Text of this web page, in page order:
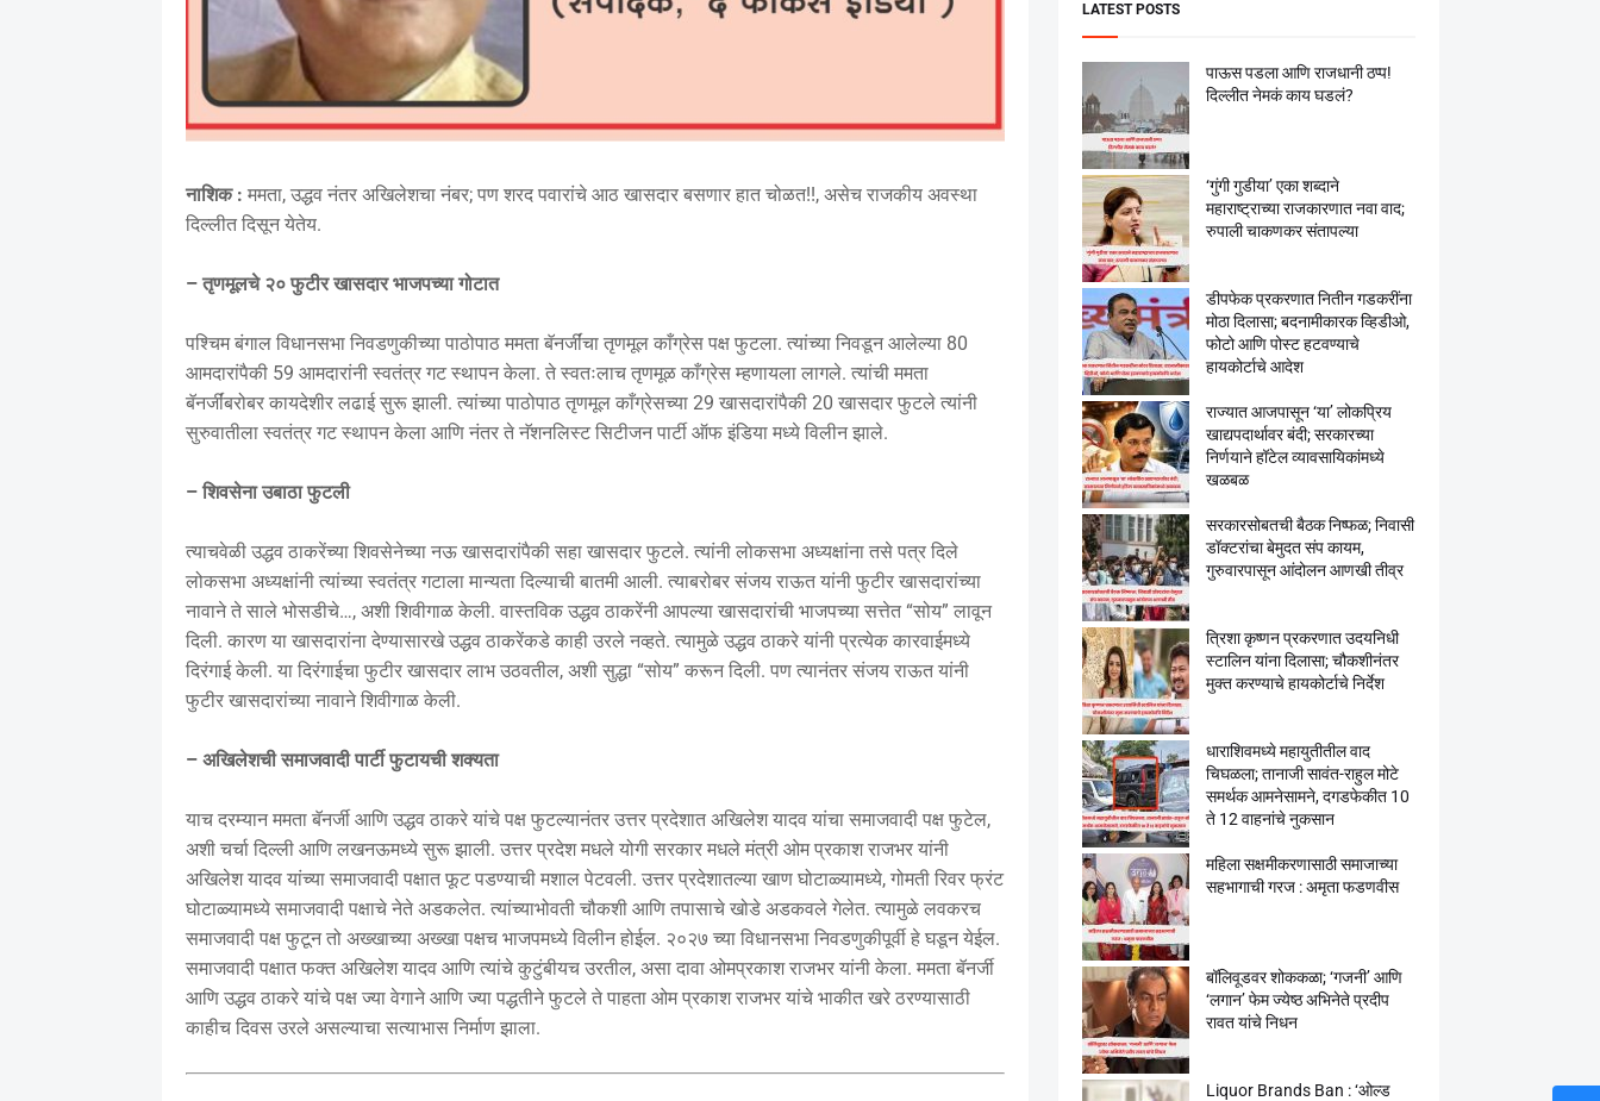
नाशिक : ममता, उद्धव नंतर अखिलेशचा नंबर; पण शरद पवारांचे आठ खासदार बसणार हात चोळत!!, असेच राजकीय अवस्था
दिल्लीत दिसून येतेय.
– तृणमूलचे २० फुटीर खासदार भाजपच्या गोटात
पश्चिम बंगाल विधानसभा निवडणुकीच्या पाठोपाठ ममता बॅनर्जींचा तृणमूल काँग्रेस पक्ष फुटला. त्यांच्या निवडून आलेल्या 80
आमदारांपैकी 59 आमदारांनी स्वतंत्र गट स्थापन केला. ते स्वतःलाच तृणमूळ काँग्रेस म्हणायला लागले. त्यांची ममता
बॅनर्जींबरोबर कायदेशीर लढाई सुरू झाली. त्यांच्या पाठोपाठ तृणमूल काँग्रेसच्या 29 खासदारांपैकी 20 खासदार फुटले त्यांनी
सुरुवातीला स्वतंत्र गट स्थापन केला आणि नंतर ते नॅशनलिस्ट सिटीजन पार्टी ऑफ इंडिया मध्ये विलीन झाले.
– शिवसेना उबाठा फुटली
त्याचवेळी उद्धव ठाकरेंच्या शिवसेनेच्या नऊ खासदारांपैकी सहा खासदार फुटले. त्यांनी लोकसभा अध्यक्षांना तसे पत्र दिले
लोकसभा अध्यक्षांनी त्यांच्या स्वतंत्र गटाला मान्यता दिल्याची बातमी आली. त्याबरोबर संजय राऊत यांनी फुटीर खासदारांच्या
नावाने ते साले भोसडीचे…, अशी शिवीगाळ केली. वास्तविक उद्धव ठाकरेंनी आपल्या खासदारांची भाजपच्या सत्तेत “सोय” लावून
दिली. कारण या खासदारांना देण्यासारखे उद्धव ठाकरेंकडे काही उरले नव्हते. त्यामुळे उद्धव ठाकरे यांनी प्रत्येक कारवाईमध्ये
दिरंगाई केली. या दिरंगाईचा फुटीर खासदार लाभ उठवतील, अशी सुद्धा “सोय” करून दिली. पण त्यानंतर संजय राऊत यांनी
फुटीर खासदारांच्या नावाने शिवीगाळ केली.
– अखिलेशची समाजवादी पार्टी फुटायची शक्यता
याच दरम्यान ममता बॅनर्जी आणि उद्धव ठाकरे यांचे पक्ष फुटल्यानंतर उत्तर प्रदेशात अखिलेश यादव यांचा समाजवादी पक्ष फुटेल,
अशी चर्चा दिल्ली आणि लखनऊमध्ये सुरू झाली. उत्तर प्रदेश मधले योगी सरकार मधले मंत्री ओम प्रकाश राजभर यांनी
अखिलेश यादव यांच्या समाजवादी पक्षात फूट पडण्याची मशाल पेटवली. उत्तर प्रदेशातल्या खाण घोटाळ्यामध्ये, गोमती रिवर फ्रंट
घोटाळ्यामध्ये समाजवादी पक्षाचे नेते अडकलेत. त्यांच्याभोवती चौकशी आणि तपासाचे खोडे अडकवले गेलेत. त्यामुळे लवकरच
समाजवादी पक्ष फुटून तो अख्खाच्या अख्खा पक्षच भाजपमध्ये विलीन होईल. २०२७ च्या विधानसभा निवडणुकीपूर्वी हे घडून येईल.
समाजवादी पक्षात फक्त अखिलेश यादव आणि त्यांचे कुटुंबीयच उरतील, असा दावा ओमप्रकाश राजभर यांनी केला. ममता बॅनर्जी
आणि उद्धव ठाकरे यांचे पक्ष ज्या वेगाने आणि ज्या पद्धतीने फुटले ते पाहता ओम प्रकाश राजभर यांचे भाकीत खरे ठरण्यासाठी
काहीच दिवस उरले असल्याचा सत्याभास निर्माण झाला.
LATEST POSTS
पाऊस पडला आणि राजधानी ठप्प!
दिल्लीत नेमकं काय घडलं?
‘गुंगी गुडीया’ एका शब्दाने
महाराष्ट्राच्या राजकारणात नवा वाद;
रुपाली चाकणकर संतापल्या
डीपफेक प्रकरणात नितीन गडकरींना
मोठा दिलासा; बदनामीकारक व्हिडीओ,
फोटो आणि पोस्ट हटवण्याचे
हायकोर्टाचे आदेश
राज्यात आजपासून ‘या’ लोकप्रिय
खाद्यपदार्थावर बंदी; सरकारच्या
निर्णयाने हॉटेल व्यावसायिकांमध्ये
खळबळ
सरकारसोबतची बैठक निष्फळ; निवासी
डॉक्टरांचा बेमुदत संप कायम,
गुरुवारपासून आंदोलन आणखी तीव्र
त्रिशा कृष्णन प्रकरणात उदयनिधी
स्टालिन यांना दिलासा; चौकशीनंतर
मुक्त करण्याचे हायकोर्टाचे निर्देश
धाराशिवमध्ये महायुतीतील वाद
चिघळला; तानाजी सावंत-राहुल मोटे
समर्थक आमनेसामने, दगडफेकीत 10
ते 12 वाहनांचे नुकसान
महिला सक्षमीकरणासाठी समाजाच्या
सहभागाची गरज : अमृता फडणवीस
बॉलिवूडवर शोककळा; ‘गजनी’ आणि
‘लगान’ फेम ज्येष्ठ अभिनेते प्रदीप
रावत यांचे निधन
Liquor Brands Ban : ‘ओल्ड